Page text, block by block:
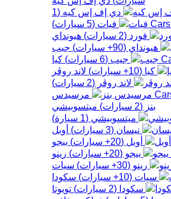
دي إف إس كيه (
1
فيات (
5 سيارات)
فورد (
2 سيارات) هيونداي
هيونداي (
90+ سيارات) جيب
جيب (
6 سيارات) كيا
كيا (
10+ سيارات) لاند روڤر
لاند روڤر (
2 سيارات)
مرسيدس
بنز (
2 سيارات) ميتسوبيشي
ميتسوبيشي (
1 سيارة)
نيسان (
3 سيارات) أوبل
أوبل (
20+ سيارات) بيجو
بيجو (
20+ سيارات) رينو
رينو (
30+ سيارات) سيات
سيات (
10+ سيارات) سكودا
سكودا (
2 سيارات) تويوتا